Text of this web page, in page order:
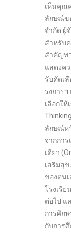
เห็นคุณ
ลักษณ์ข
จำกัด ผู้
สำหรับ
สำคัญท
แสดงค
รับคัดเ
รงการ
เลือกให้
ลักษณ์ห
จากกา
เดียว
เสริมสุ
ของตน
โรงเรีย
ต่อไป แ
การศึก
กับการศึ